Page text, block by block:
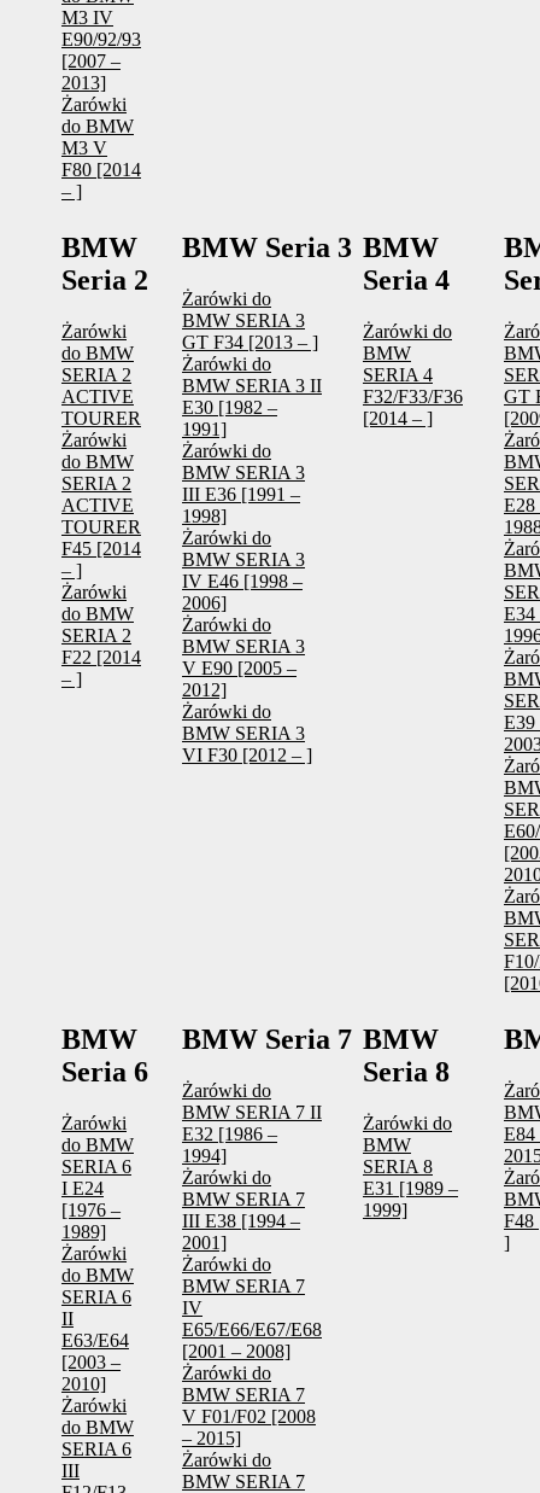
M3 IV
E90/92/93
[2007 –
2013]
Żarówki
do BMW
M3 V
F80 [2014
– ]
BMW
Seria 2
Żarówki
do BMW
SERIA 2
ACTIVE
TOURER
Żarówki
do BMW
SERIA 2
ACTIVE
TOURER
F45 [2014
– ]
Żarówki
do BMW
SERIA 2
F22 [2014
– ]
BMW Seria 3
Żarówki do
BMW SERIA 3
GT F34 [2013 – ]
Żarówki do
BMW SERIA 3 II
E30 [1982 –
1991]
Żarówki do
BMW SERIA 3
III E36 [1991 –
1998]
Żarówki do
BMW SERIA 3
IV E46 [1998 –
2006]
Żarówki do
BMW SERIA 3
V E90 [2005 –
2012]
Żarówki do
BMW SERIA 3
VI F30 [2012 – ]
BMW
Seria 4
Żarówki do
BMW
SERIA 4
F32/F33/F36
[2014 – ]
GT
E28
E34
E39
BMW
Seria 6
Żarówki
do BMW
SERIA 6
I E24
[1976 –
1989]
Żarówki
do BMW
SERIA 6
II
E63/E64
[2003 –
2010]
Żarówki
do BMW
SERIA 6
III
BMW Seria 7
Żarówki do
BMW SERIA 7 II
E32 [1986 –
1994]
Żarówki do
BMW SERIA 7
III E38 [1994 –
2001]
Żarówki do
BMW SERIA 7
IV
E65/E66/E67/E68
[2001 – 2008]
Żarówki do
BMW SERIA 7
V F01/F02 [2008
– 2015]
Żarówki do
BMW SERIA 7
BMW
Seria 8
Żarówki do
BMW
SERIA 8
E31 [1989 –
1999]
E84
F48
]